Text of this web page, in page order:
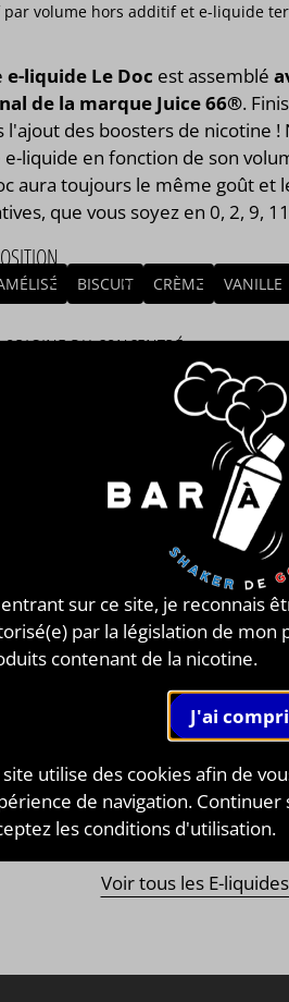
volume hors additif et e-liquide
e-liquide Le Doc est assemblé
de la marque Juice 66®.
l'ajout des boosters de nicotine
liquide en fonction de son
aura toujours le même goût et
que vous soyez en 0, 2, 9,
BISCUIT CRÈME VANILLE
ORIGINE DU CONCENTRÉ
réalisé à PLOUESCAT -
mono propylène glycol
et de l'arôme Le Doc de la
en flacon de 50ml, 125ml,
66®
JUICES VINTAGES !
, marque française, crée
vintage et rétro,
Vous aimez les
et testez cette marque sans
Voir tous les E-
entrant sur ce site, je reconnais
par la législation de mon
contenant de la nicotine.
site utilise des cookies afin de
de navigation. Continuer
les conditions d'utilisation.